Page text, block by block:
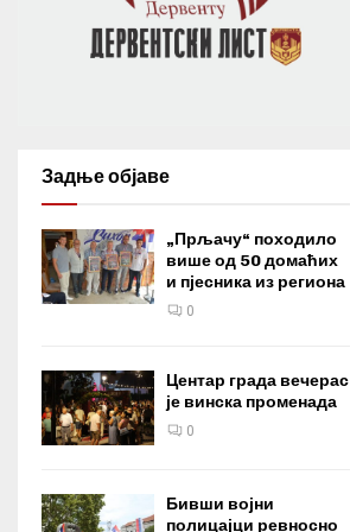
Задње објаве
„Прљачу“ походило
више од 50 домаћих
и пјесника из региона
0
Центар града вечерас
је винска променада
0
Бивши војни
полицајци ревносно